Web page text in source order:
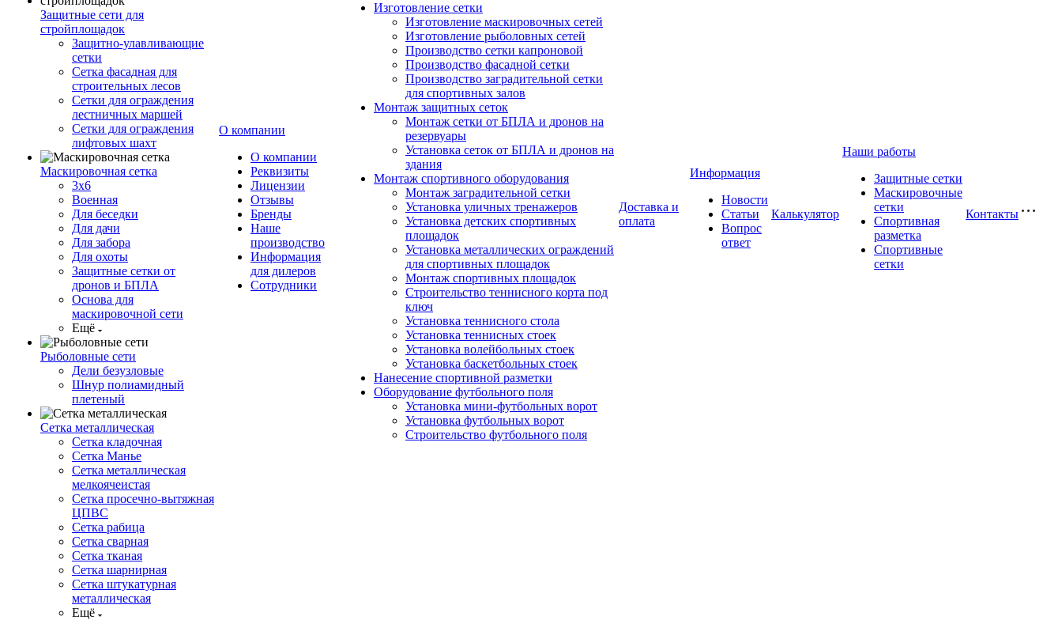
Защитные сети для
стройплощадок
Защитно-улавливающие
сетки
Сетка фасадная для
строительных лесов
Сетки для ограждения
лестничных маршей
Сетки для ограждения
лифтовых шахт
Маскировочная сетка
3х6
Военная
Для беседки
Для дачи
Для забора
Для охоты
Защитные сетки от
дронов и БПЛА
Основа для
маскировочной сети
Ещё
Рыболовные сети
Дели безузловые
Шнур полиамидный
плетеный
Сетка металлическая
Сетка кладочная
Сетка Манье
Сетка металлическая
мелкоячеистая
Сетка просечно-вытяжная
ЦПВС
Сетка рабица
Сетка сварная
Сетка тканая
Сетка шарнирная
Сетка штукатурная
металлическая
Ещё
О компании
О компании
Реквизиты
Лицензии
Отзывы
Бренды
Наше
производство
Информация
для дилеров
Сотрудники
Изготовление сетки
Изготовление маскировочных сетей
Изготовление рыболовных сетей
Производство сетки капроновой
Производство фасадной сетки
Производство заградительной сетки
для спортивных залов
Монтаж защитных сеток
Монтаж сетки от БПЛА и дронов на
резервуары
Установка сеток от БПЛА и дронов на
здания
Монтаж спортивного оборудования
Монтаж заградительной сетки
Установка уличных тренажеров
Установка детских спортивных
площадок
Установка металлических ограждений
для спортивных площадок
Монтаж спортивных площадок
Строительство теннисного корта под
ключ
Установка теннисного стола
Установка теннисных стоек
Установка волейбольных стоек
Установка баскетбольных стоек
Нанесение спортивной разметки
Оборудование футбольного поля
Установка мини-футбольных ворот
Установка футбольных ворот
Строительство футбольного поля
Доставка и
оплата
Информация
Новости
Статьи
Вопрос
ответ
Калькулятор
Наши работы
Защитные сетки
Маскировочные
сетки
Спортивная
разметка
Спортивные
сетки
Контакты